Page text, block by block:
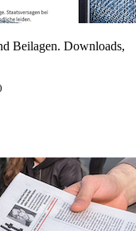
Beilagen. Downloads,